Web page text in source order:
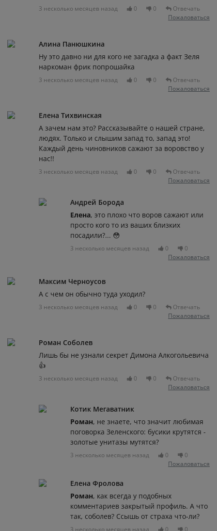
3 несколько месяцев назад 0 0
Отвечать
Пожаловаться
Алина Панюшкина
Ну это давно ни для кого не загадка а факт Зеля
наркоман фрик попрошайка
3 несколько месяцев назад 0 0
Отвечать
Пожаловаться
Елена Тихвинская
А зачем нам это? Рассказывайте о нашей стране,
людях. Только и слышим запад то, запад это!
Каждый день чиновников сажают за воровство у
нас!!
3 несколько месяцев назад 0 0
Отвечать
Пожаловаться
Андрей Борода
Елена, это плохо что воров сажают или
просто кого то из ваших близких
посадили?... 😳
3 несколько месяцев назад 0
0
Пожаловаться
Максим Черноусов
А с чем он обычно туда уходил?
3 несколько месяцев назад 0 0
Отвечать
Пожаловаться
Роман Соболев
Лишь бы не узнали секрет Димона Алкогольевича
👍
3 несколько месяцев назад 0 0
Отвечать
Пожаловаться
Котик Мегаватник
Роман, не знаете, что значит любимая
поговорка Зеленского: бусики крутятся -
золотые унитазы мутятся?
3 несколько месяцев назад 0
0
Пожаловаться
Елена Фролова
Роман, как всегда у подобных
комментариев закрытый профиль. А что
так, соболев? Ссышь от страха что-ли?
3 несколько месяцев назад 0
0